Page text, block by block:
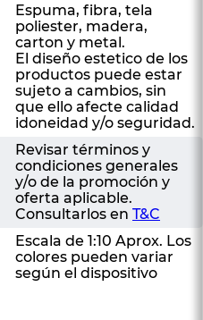
Espuma, fibra, tela
poliester, madera,
carton y metal.
El diseño estetico de los
productos puede estar
sujeto a cambios, sin
que ello afecte calidad
idoneidad y/o seguridad.
Revisar términos y
condiciones generales
y/o de la promoción y
oferta aplicable.
Consultarlos en T&C
Escala de 1:10 Aprox. Los
colores pueden variar
según el dispositivo